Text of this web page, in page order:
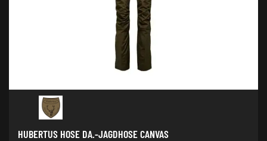
können
Produktseite
gewählt
HUBERTUS HOSE DA.-JAGDHOSE CANVAS